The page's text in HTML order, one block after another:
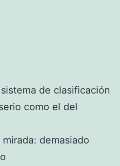
de clasificación
como el del
demasiado